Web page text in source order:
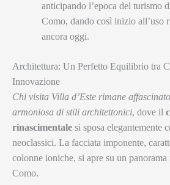
anticipando l’epoca del turismo
Como, dando così inizio all’uso
ancora oggi.
Architettura: Un Perfetto Equilibrio tra
Innovazione
Chi visita Villa d’Este rimane
armoniosa di stili architettonici, dove il
rinascimentale si sposa elegantemente
neoclassici. La facciata imponente,
colonne ioniche, si apre su un
Como.